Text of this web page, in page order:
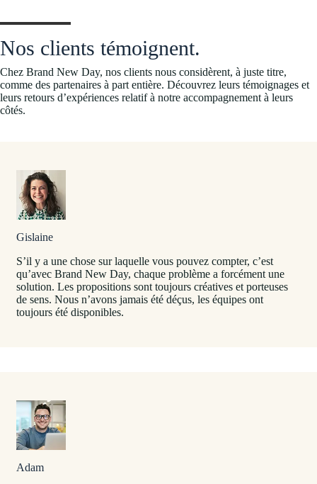
Nos clients témoignent.
Chez Brand New Day, nos clients nous considèrent, à juste titre,
comme des partenaires à part entière. Découvrez leurs témoignages et
leurs retours d’expériences relatif à notre accompagnement à leurs
côtés.
Gislaine
S’il y a une chose sur laquelle vous pouvez compter, c’est
qu’avec Brand New Day, chaque problème a forcément une
solution. Les propositions sont toujours créatives et porteuses
de sens. Nous n’avons jamais été déçus, les équipes ont
toujours été disponibles.
Adam